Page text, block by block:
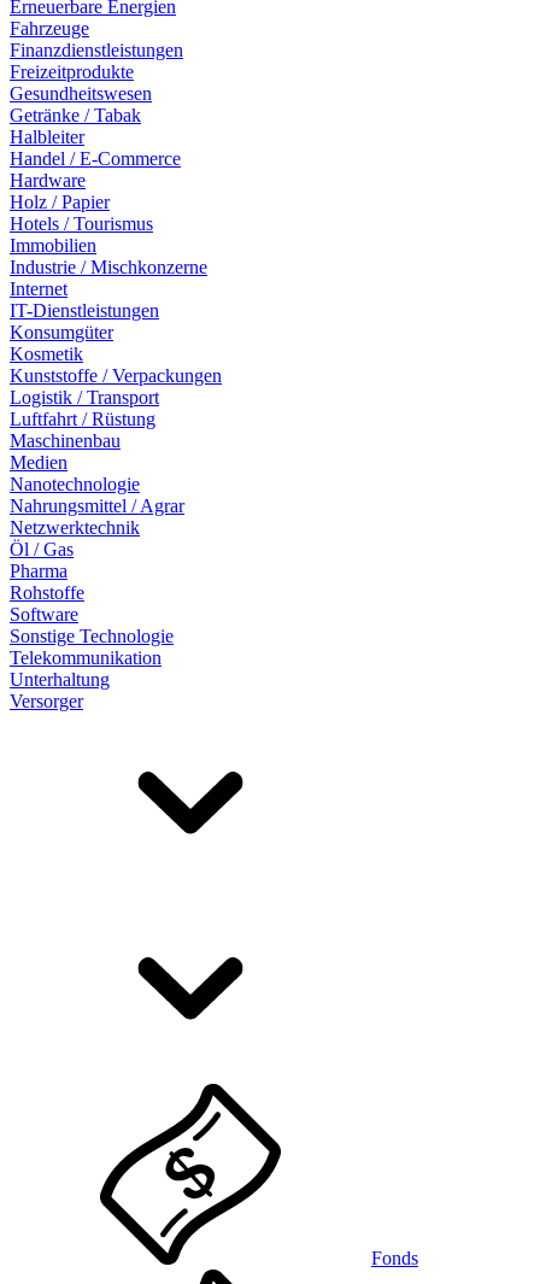
Erneuerbare Energien
Fahrzeuge
Finanzdienstleistungen
Freizeitprodukte
Gesundheitswesen
Getränke / Tabak
Halbleiter
Handel / E-Commerce
Hardware
Holz / Papier
Hotels / Tourismus
Immobilien
Industrie / Mischkonzerne
Internet
IT-Dienstleistungen
Konsumgüter
Kosmetik
Kunststoffe / Verpackungen
Logistik / Transport
Luftfahrt / Rüstung
Maschinenbau
Medien
Nanotechnologie
Nahrungsmittel / Agrar
Netzwerktechnik
Öl / Gas
Pharma
Rohstoffe
Software
Sonstige Technologie
Telekommunikation
Unterhaltung
Versorger
Fonds